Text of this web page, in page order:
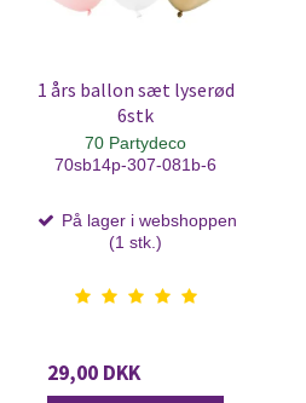
1 års ballon sæt lyserød
6stk
70 Partydeco
70sb14p-307-081b-6
På lager i webshoppen
(1 stk.)
29,00 DKK